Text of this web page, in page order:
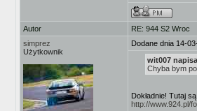
Autor
RE: 944 S2 Wroc
simprez
Użytkownik
Dodane dnia 14-
wit007
Chyba bym
Dokładnie! Tutaj
http://www.924.pl/